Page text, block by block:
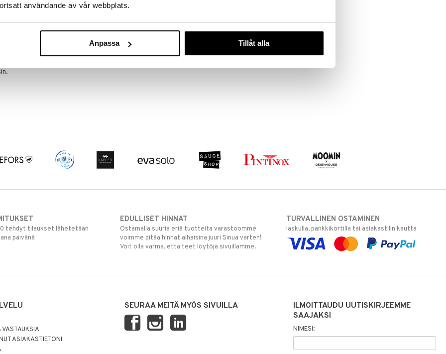
användande av vår webbplats.
Anpassa Tillåt alla
salaateille tai pastaruokiin tai kun vadilla on
säilyttää ripustettuna tai keittiön laatikossa. Ne
Leikkeleottimet
9,86 €
tehdyt tilaukset lähetetään
päivänä
EDULLISET HINNAT
Ostamalla suuria eriä tuotteita varastoomme
voimme pitää hinnat alhaisina juuri Sinua varten!
Voit olla varma, että teet löytöjä sivuillamme.
TURVALLINEN OSTAMINEN
laskulla, pankkikortilla tai asiakastilin kautta
ASIAKASTIETONI
SEURAA MEITÄ MYÖS SIVUILLA
ILMOITTAUDU UUTISKIRJEEMME
SAAJAKSI
NIMESI: